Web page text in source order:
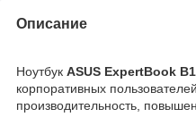
Описание
Ноутбук ASUS ExpertBook B1
корпоративных
производительность,